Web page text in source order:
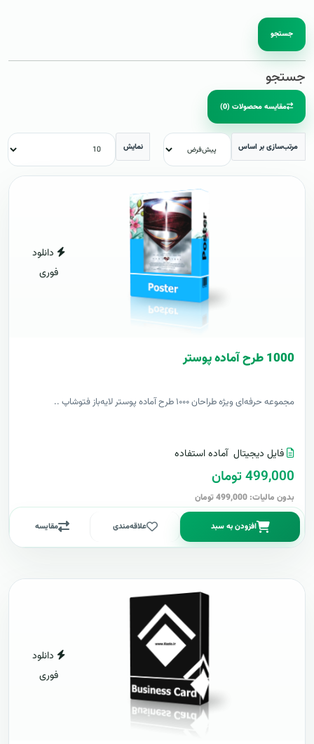
جستجو
جستجو
مقایسه محصولات (0)
مرتب‌سازی بر اساس نمایش
دانلود
فوری
1000 طرح آماده پوستر
مجموعه حرفه‌ای ویژه طراحان ۱۰۰۰ طرح آماده پوستر لایه‌باز فتوشاپ ..
فایل دیجیتال آماده استفاده
499,000 تومان
بدون مالیات: 499,000 تومان
افزودن به سبد علاقه‌مندی مقایسه
دانلود
فوری